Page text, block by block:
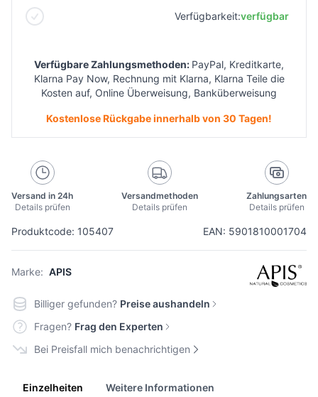
Produktcode: 105407 EAN: 5901810001704
Marke: APIS
Verfügbarkeit:verfügbar
Verfügbare Zahlungsmethoden: PayPal, Kreditkarte,
Klarna Pay Now, Rechnung mit Klarna, Klarna Teile die
Kosten auf, Online Überweisung, Banküberweisung
Kostenlose Rückgabe innerhalb von 30 Tagen!
Versand in 24h
Details prüfen
Versandmethoden
Details prüfen
Zahlungsarten
Details prüfen
Billiger gefunden? Preise aushandeln
Fragen? Frag den Experten
Bei Preisfall mich benachrichtigen
Einzelheiten Weitere Informationen